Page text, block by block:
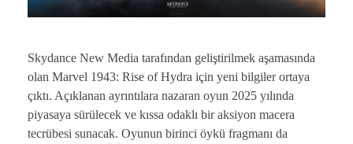
Skydance New Media tarafından geliştirilmek aşamasında
olan Marvel 1943: Rise of Hydra için yeni bilgiler ortaya
çıktı. Açıklanan ayrıntılara nazaran oyun 2025 yılında
piyasaya sürülecek ve kıssa odaklı bir aksiyon macera
tecrübesi sunacak. Oyunun birinci öykü fragmanı da